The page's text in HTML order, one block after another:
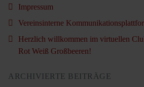
Impressum
Vereinsinterne
Herzlich willkommen im virtuellen
Rot Weiß Großbeeren!
ARCHIVIERTE BEITRÄGE